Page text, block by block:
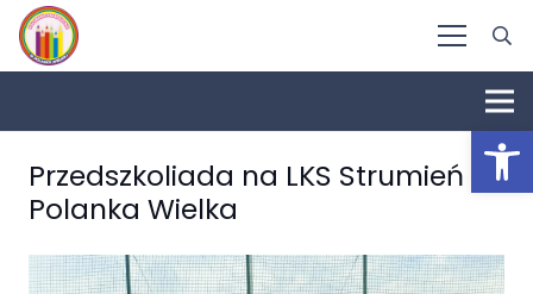
Przedszkoliada na LKS Strumień
Polanka Wielka